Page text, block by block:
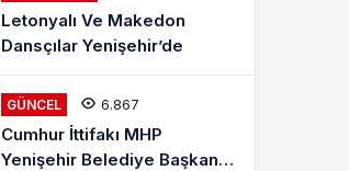
Letonyalı Ve Makedon
Dansçılar Yenişehir’de
GÜNCEL 6.867
Cumhur İttifakı MHP
Yenişehir Belediye Başkan